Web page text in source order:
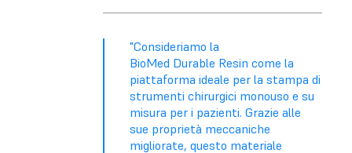
"Consideriamo la
BioMed Durable Resin come la
piattaforma ideale per la stampa di
strumenti chirurgici monouso e su
misura per i pazienti. Grazie alle
sue proprietà meccaniche
migliorate, questo materiale